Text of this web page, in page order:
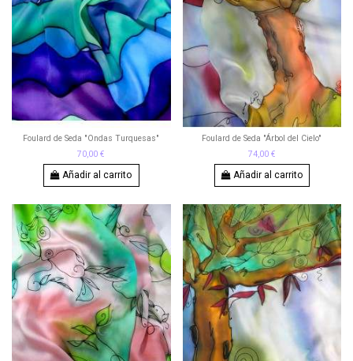
Foulard de Seda "Ondas Turquesas"
70,00 €
Añadir al carrito
Foulard de Seda "Árbol del Cielo"
74,00 €
Añadir al carrito